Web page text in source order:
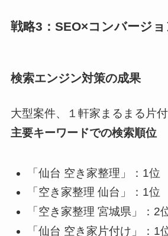
戦略3：SEO×コンバージ
検索エンジン対策の成果
大型案件、１軒家まるまる片付
主要キーワードでの検索順位
「仙台 空き家整理」：1位
「空き家整理 仙台」：1位
「空き家整理 宮城県」：2
「仙台 空き家片付け」：1